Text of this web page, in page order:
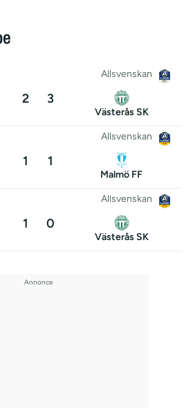
Allsvenskan
2 3
Västerås SK
Allsvenskan
1 1
Malmö FF
Allsvenskan
1 0
Västerås SK